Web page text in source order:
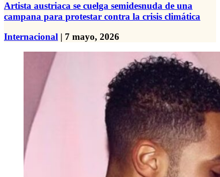
Artista austriaca se cuelga semidesnuda de una
campana para protestar contra la crisis climática
Internacional | 7 mayo, 2026